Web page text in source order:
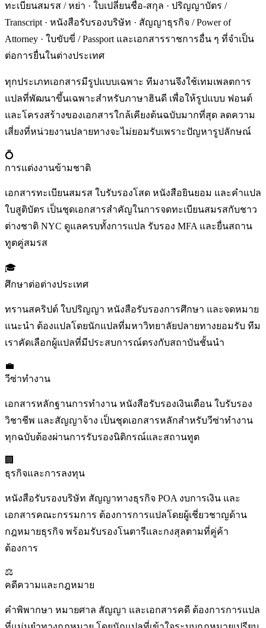
ทะเบียนสมรส / หย่า · ใบเปลี่ยนชื่อ-สกุล · ปริญญาบัตร /
Transcript · หนังสือรับรองบริษัท · สัญญาธุรกิจ / Power of
Attorney · ใบขับขี่ / Passport และเอกสารราชการอื่น ๆ ที่จำเป็น
ต่อการยื่นในต่างประเทศ
ทุกประเภทเอกสารมีรูปแบบเฉพาะ ทีมงานจึงใช้เทมเพลตการ
แปลที่พัฒนาขึ้นเฉพาะสำหรับภาษาฮินดี เพื่อให้รูปแบบ ฟอนต์
และโครงสร้างของเอกสารใกล้เคียงต้นฉบับมากที่สุด ลดความ
เสี่ยงที่หน่วยงานปลายทางจะไม่ยอมรับเพราะปัญหารูปลักษณ์
💍
การแต่งงานข้ามชาติ
เอกสารทะเบียนสมรส ใบรับรองโสด หนังสือยินยอม และคำแปล
ใบสูติบัตร เป็นชุดเอกสารสำคัญในการจดทะเบียนสมรสกับชาว
ต่างชาติ NYC ดูแลครบทั้งการแปล รับรอง MFA และยื่นสถาน
ทูตคู่สมรส
🎓
ศึกษาต่อต่างประเทศ
ทรานสคริปต์ ใบปริญญา หนังสือรับรองการศึกษา และจดหมาย
แนะนำ ต้องแปลโดยนักแปลที่มหาวิทยาลัยปลายทางยอมรับ ทีม
เราคัดเลือกผู้แปลที่มีประสบการณ์ตรงกับสถาบันชั้นนำ
💼
วีซ่าทำงาน
เอกสารหลักฐานการทำงาน หนังสือรับรองเงินเดือน ใบรับรอง
วิชาชีพ และสัญญาจ้าง เป็นชุดเอกสารหลักสำหรับวีซ่าทำงาน
ทุกฉบับต้องผ่านการรับรองนิติกรณ์และสถานทูต
🏢
ธุรกิจและการลงทุน
หนังสือรับรองบริษัท สัญญาทางธุรกิจ POA งบการเงิน และ
เอกสารคณะกรรมการ ต้องการการแปลโดยผู้เชี่ยวชาญด้าน
กฎหมายธุรกิจ พร้อมรับรองโนตารีและกงสุลตามที่คู่ค้า
ต้องการ
⚖️
คดีความและกฎหมาย
คำพิพากษา หมายศาล สัญญา และเอกสารคดี ต้องการการแปล